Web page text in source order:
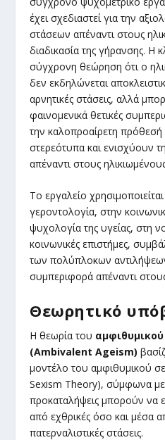
έχει σχεδιαστεί για την
στάσεων απέναντι στους
διαδικασία της γήρανσης. Η
σύγχρονη θεώρηση ότι ο
δεν εκδηλώνεται
αρνητικές στάσεις, αλλά
φαινομενικά θετικές
την καλοπροαίρετη πρόθεσή
στερεότυπα και ενισχύουν
απέναντι στους
Το εργαλείο
γεροντολογία, στην
ψυχολογία της υγείας, στη
κοινωνικές επιστήμες,
των πολύπλοκων
συμπεριφορά απέναντι
Θεωρητικό
Η θεωρία του
(Ambivalent Ageism)
μοντέλο του αμφιθυμικού
Sexism Theory), σύμφωνα με
προκαταλήψεις μπορούν να
από εχθρικές όσο και μέσα
πατερναλιστικές στάσεις.